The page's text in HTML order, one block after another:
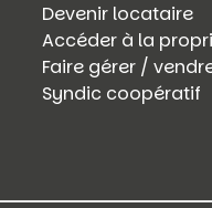
Devenir locataire
Accéder à la
Faire gérer /
Syndic coopératif